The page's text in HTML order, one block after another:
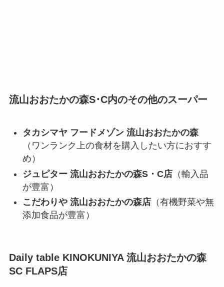
流山おおたかの森S･C内のその他のスーパー
タカシマヤ フードメゾン 流山おおたかの森
（ワンランク上の食材を購入したい方におすす
め）
ジュピター 流山おおたかの森S・C店（輸入品
が豊富）
こだわりや 流山おおたかの森店（有機野菜や無
添加食品が豊富）
Daily table KINOKUNIYA 流山おおたかの森
SC FLAPS店